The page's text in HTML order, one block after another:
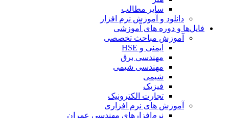
سایر مطالب
دانلود و آموزش نرم افزار
فایل‌ها و دوره های آموزشی
آموزش مباحث تخصصی
ایمنی و HSE
مهندسی برق
مهندسی شیمی
شیمی
فیزیک
تجارت الکترونیک
آموزش های نرم افزاری
نرم‌افزارهای مهندسی عمران